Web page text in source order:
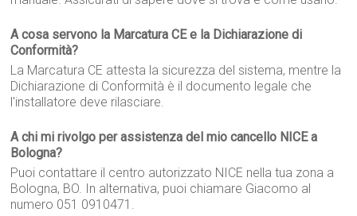
A cosa servono la Marcatura CE e la Dichiarazione di
Conformità?
La Marcatura CE attesta la sicurezza del sistema, mentre la
Dichiarazione di Conformità è il documento legale che
l'installatore deve rilasciare.
A chi mi rivolgo per assistenza del mio cancello NICE a
Bologna?
Puoi contattare il centro autorizzato NICE nella tua zona a
Bologna, BO. In alternativa, puoi chiamare Giacomo al
numero 051 0910471.